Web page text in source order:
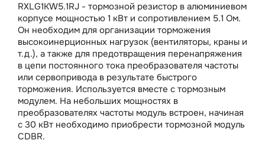
RXLG1KW5.1RJ - тормозной резистор в алюминиевом
корпусе мощностью 1 кВт и сопротивлением 5.1 Ом.
Он необходим для организации торможения
высокоинерционных нагрузок (вентиляторы, краны и
т.д.), а также для предотвращения перенапряжения
в цепи постоянного тока преобразователя частоты
или сервопривода в результате быстрого
торможения. Используется вместе с тормозным
модулем. На небольших мощностях в
преобразователях частоты модуль встроен, начиная
с 30 кВт необходимо приобрести тормозной модуль
CDBR.